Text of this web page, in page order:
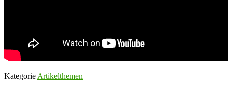
Kategorie Artikelthemen